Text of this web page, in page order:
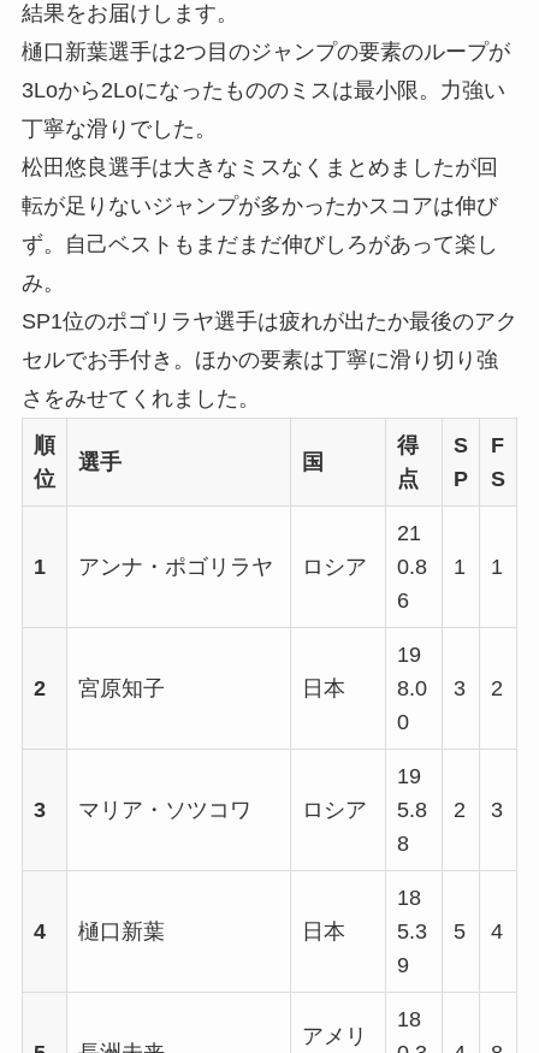
結果をお届けします。
樋口新葉選手は2つ目のジャンプの要素のループが
3Loから2Loになったもののミスは最小限。力強い
丁寧な滑りでした。
松田悠良選手は大きなミスなくまとめましたが回
転が足りないジャンプが多かったかスコアは伸び
ず。自己ベストもまだまだ伸びしろがあって楽し
み。
SP1位のポゴリラヤ選手は疲れが出たか最後のアク
セルでお手付き。ほかの要素は丁寧に滑り切り強
さをみせてくれました。
順
位
選手 国
得
点
S
P
F
S
1 アンナ・ポゴリラヤ ロシア
21
0.8
6
1 1
2 宮原知子 日本
19
8.0
0
3 2
3 マリア・ソツコワ ロシア
19
5.8
8
2 3
4 樋口新葉 日本
18
5.3
9
5 4
アメリ
18